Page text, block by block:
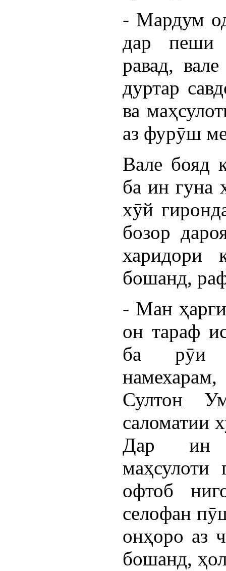
- Мардум
дар пеши
равад,
дуртар
ва
аз фурӯш
Вале бояд
ба ин гуна
хӯй
бозор
харидори
бошанд,
- Ман
он тараф
ба рӯи
Султон
саломатии
Дар ин
офтоб
селофан
онҳоро аз
бошанд,